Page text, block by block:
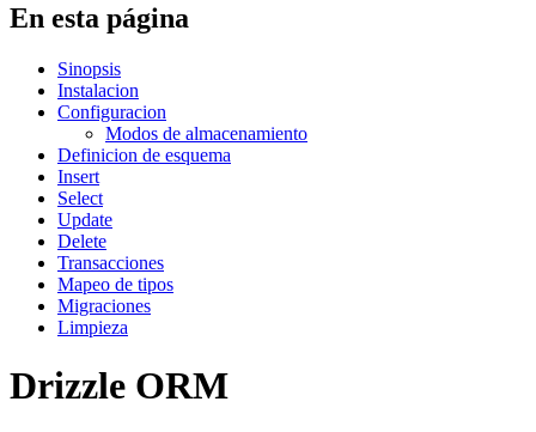
En esta página
Sinopsis
Instalacion
Configuracion
Modos de almacenamiento
Definicion de esquema
Insert
Select
Update
Delete
Transacciones
Mapeo de tipos
Migraciones
Limpieza
Drizzle ORM